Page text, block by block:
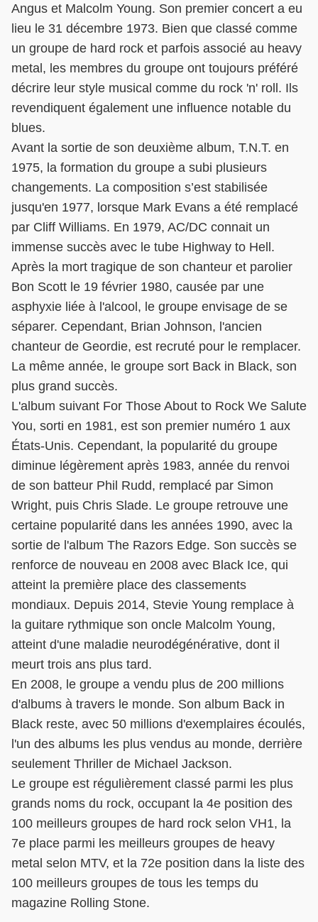
Angus et Malcolm Young. Son premier concert a eu
lieu le 31 décembre 1973. Bien que classé comme
un groupe de hard rock et parfois associé au heavy
metal, les membres du groupe ont toujours préféré
décrire leur style musical comme du rock 'n' roll. Ils
revendiquent également une influence notable du
blues.
Avant la sortie de son deuxième album, T.N.T. en
1975, la formation du groupe a subi plusieurs
changements. La composition s’est stabilisée
jusqu'en 1977, lorsque Mark Evans a été remplacé
par Cliff Williams. En 1979, AC/DC connait un
immense succès avec le tube Highway to Hell.
Après la mort tragique de son chanteur et parolier
Bon Scott le 19 février 1980, causée par une
asphyxie liée à l'alcool, le groupe envisage de se
séparer. Cependant, Brian Johnson, l'ancien
chanteur de Geordie, est recruté pour le remplacer.
La même année, le groupe sort Back in Black, son
plus grand succès.
L'album suivant For Those About to Rock We Salute
You, sorti en 1981, est son premier numéro 1 aux
États-Unis. Cependant, la popularité du groupe
diminue légèrement après 1983, année du renvoi
de son batteur Phil Rudd, remplacé par Simon
Wright, puis Chris Slade. Le groupe retrouve une
certaine popularité dans les années 1990, avec la
sortie de l'album The Razors Edge. Son succès se
renforce de nouveau en 2008 avec Black Ice, qui
atteint la première place des classements
mondiaux. Depuis 2014, Stevie Young remplace à
la guitare rythmique son oncle Malcolm Young,
atteint d'une maladie neurodégénérative, dont il
meurt trois ans plus tard.
En 2008, le groupe a vendu plus de 200 millions
d'albums à travers le monde. Son album Back in
Black reste, avec 50 millions d'exemplaires écoulés,
l'un des albums les plus vendus au monde, derrière
seulement Thriller de Michael Jackson.
Le groupe est régulièrement classé parmi les plus
grands noms du rock, occupant la 4e position des
100 meilleurs groupes de hard rock selon VH1, la
7e place parmi les meilleurs groupes de heavy
metal selon MTV, et la 72e position dans la liste des
100 meilleurs groupes de tous les temps du
magazine Rolling Stone.